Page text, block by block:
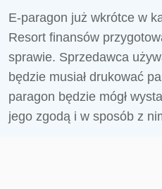
E-paragon już wkrótce w
Resort finansów
sprawie. Sprzedawca
będzie musiał drukować
paragon będzie mógł
jego zgodą i w sposób z